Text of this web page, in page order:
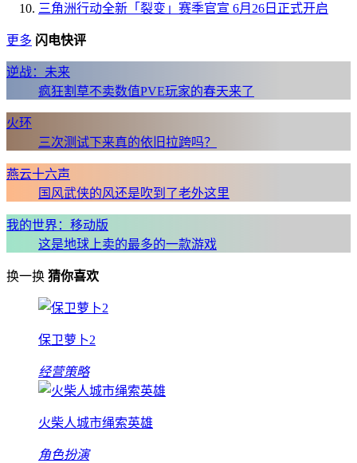
三角洲行动全新「裂变」赛季官宣 6月26日正式开启
更多 闪电快评
逆战：未来
疯狂割草不卖数值PVE玩家的春天来了
火环
三次测试下来真的依旧拉跨吗？
燕云十六声
国风武侠的风还是吹到了老外这里
我的世界：移动版
这是地球上卖的最多的一款游戏
换一换 猜你喜欢
保卫萝卜2
经营策略
火柴人城市绳索英雄
角色扮演